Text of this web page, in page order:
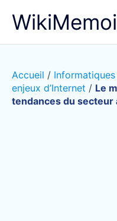
Accueil /
enjeux d’Internet / Le
tendances du secteur